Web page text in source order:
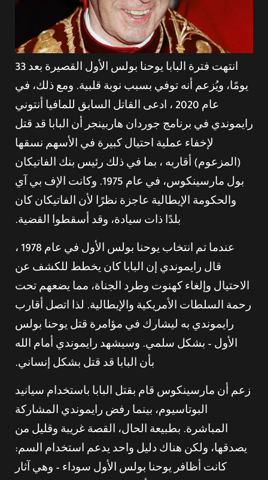
انتهت فترة البابا يوحنا بولس الأول القصيرة بعد 33
يومًا، ويُزعم أنه توفي بسبب نوبة قلبية. ومع ذلك، في
عام 2020 ، ادعى القاتل السابق للمافيا أنتوني
رايموندي في برنامج جوردان هاربينجر أن البابا قد قتل
لإخفاء عملية احتيال كبيرة في الأسهم نسقها
(المزعوم) أقاربه ، بما في ذلك رئيس بنك الفاتيكان
بول مارسينكوس، في عام 1975. وكانت الإف بي آي
والحكومة الإيطالية عاجزة نظرًا لأن الفاتيكان كان
بلدًا ذات سيادة، وقد أسقطوا القضية.
عندما تم انتخاب يوحنا بولس الأول في عام 1978 ،
قال رايموندي إن البابا كان يخطط للكشف عن
الاحتيال وإلغاء كهنوت وطرد الجناة، مما يضعهم تحت
رحمة السلطات الأمريكية والإيطالية. لذا اتصل أقارب
رايموندي به ليشارك في مؤامرة قتل يوحنا بولس
الأول – بشكل سلمي. وسيشهد رايموندي أمام الله
بأن البابا قد قتل بشكل إنساني.
زعم أن مارسينكوس قام بقتل البابا باستخدام سيانيد
البوتاسيوم، بينما رفض رايموندي المشاركة
المباشرة. بطبيعة الحال، القصة غريبة وقليل من
يصدقها، ولكن هناك دليل واحد يدعم استخدام السم:
كانت أظافر يوحنا بولس الأول سوداء – وهي آثار